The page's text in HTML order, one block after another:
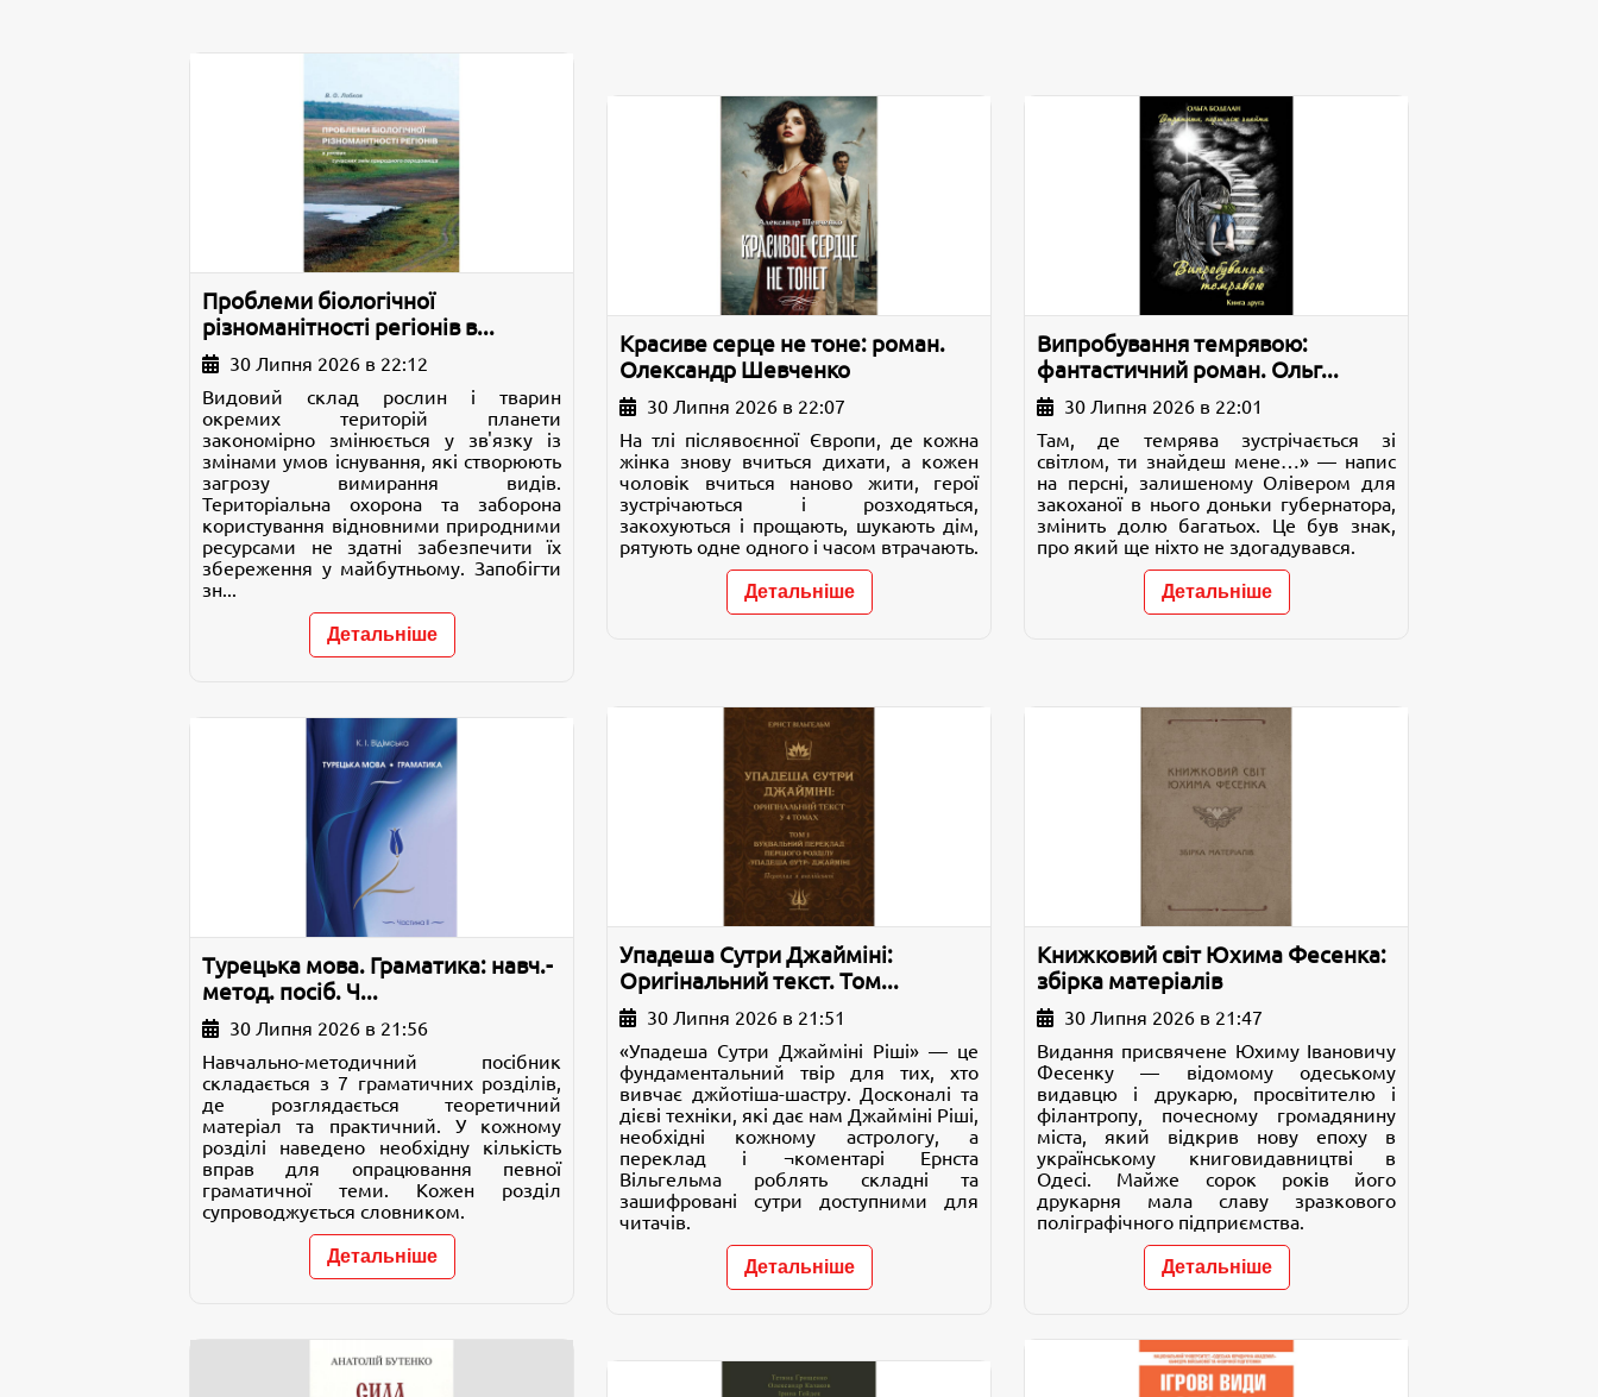
Проблеми біологічної
різноманітності регіонів в...
30 Липня 2026 в 22:12
Видовий склад рослин і тварин
окремих територій планети
закономірно змінюється у зв'язку із
змінами умов існування, які створюють
загрозу вимирання видів.
Територіальна охорона та заборона
користування відновними природними
ресурсами не здатні забезпечити їх
збереження у майбутньому. Запобігти
зн...
Детальніше
Красиве серце не тоне: роман.
Олександр Шевченко
30 Липня 2026 в 22:07
На тлі післявоєнної Європи, де кожна
жінка знову вчиться дихати, а кожен
чоловік вчиться наново жити, герої
зустрічаються і розходяться,
закохуються і прощають, шукають дім,
рятують одне одного і часом втрачають.
Детальніше
Випробування темрявою:
фантастичний роман. Ольг...
30 Липня 2026 в 22:01
Там, де темрява зустрічається зі
світлом, ти знайдеш мене…» — напис
на персні, залишеному Олівером для
закоханої в нього доньки губернатора,
змінить долю багатьох. Це був знак,
про який ще ніхто не здогадувався.
Детальніше
Турецька мова. Граматика: навч.-
метод. посіб. Ч...
30 Липня 2026 в 21:56
Навчально-методичний посібник
складається з 7 граматичних розділів,
де розглядається теоретичний
матеріал та практичний. У кожному
розділі наведено необхідну кількість
вправ для опрацювання певної
граматичної теми. Кожен розділ
супроводжується словником.
Детальніше
Упадеша Сутри Джайміні:
Оригінальний текст. Том...
30 Липня 2026 в 21:51
«Упадеша Сутри Джайміні Ріші» — це
фундаментальний твір для тих, хто
вивчає джйотіша-шастру. Досконалі та
дієві техніки, які дає нам Джайміні Ріші,
необхідні кожному астрологу, а
переклад і ¬коментарі Ернста
Вільгельма роблять складні та
зашифровані сутри доступними для
читачів.
Детальніше
Книжковий світ Юхима Фесенка:
збірка матеріалів
30 Липня 2026 в 21:47
Видання присвячене Юхиму Івановичу
Фесенку — відомому одеському
видавцю і друкарю, просвітителю і
філантропу, почесному громадянину
міста, який відкрив нову епоху в
українському книговидавництві в
Одесі. Майже сорок років його
друкарня мала славу зразкового
поліграфічного підприємства.
Детальніше